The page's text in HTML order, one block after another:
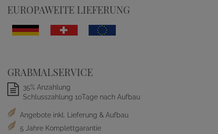
EUROPAWEITE LIEFERUNG
GRABMALSERVICE
35% Anzahlung
Schlusszahlung 10Tage nach Aufbau
Angebote inkl. Lieferung & Aufbau
5 Jahre Komplettgarantie